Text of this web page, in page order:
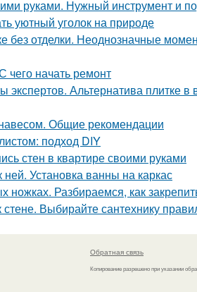
руками. Нужный инструмент и
уютный уголок на природе
без отделки. Неоднозначные
чего начать ремонт
экспертов. Альтернатива плитке
Общие рекомендации
подход DIY
стен в квартире своими руками
Установка ванны на каркас
ножках. Разбираемся, как
Выбирайте сантехнику
Обратная связь
Копирование разрешено при указании